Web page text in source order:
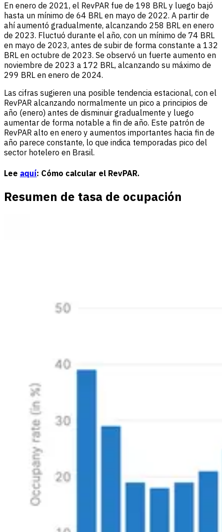
En enero de 2021, el RevPAR fue de 198 BRL y luego bajó
hasta un mínimo de 64 BRL en mayo de 2022. A partir de
ahí aumentó gradualmente, alcanzando 258 BRL en enero
de 2023. Fluctuó durante el año, con un mínimo de 74 BRL
en mayo de 2023, antes de subir de forma constante a 132
BRL en octubre de 2023. Se observó un fuerte aumento en
noviembre de 2023 a 172 BRL, alcanzando su máximo de
299 BRL en enero de 2024.
Las cifras sugieren una posible tendencia estacional, con el
RevPAR alcanzando normalmente un pico a principios de
año (enero) antes de disminuir gradualmente y luego
aumentar de forma notable a fin de año. Este patrón de
RevPAR alto en enero y aumentos importantes hacia fin de
año parece constante, lo que indica temporadas pico del
sector hotelero en Brasil.
Lee aquí: Cómo calcular el RevPAR.
Resumen de tasa de ocupación